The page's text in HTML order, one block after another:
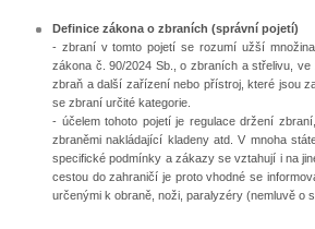
Definice zákona o zbraních (správní pojetí)
- zbraní v tomto pojetí se rozumí užší
zákona č. 90/2024 Sb., o zbraních a střelivu,
zbraň a další zařízení nebo přístroj, které jsou
se zbraní určité kategorie.
- účelem tohoto pojetí je regulace držení
zbraněmi nakládající kladeny atd. V mnoha
specifické podmínky a zákazy se vztahují i na
cestou do zahraničí je proto vhodné se
určenými k obraně, noži, paralyzéry (nemluvě o